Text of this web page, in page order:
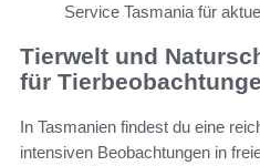
Service Tasmania für
Tierwelt und
für
In Tasmanien findest du eine
intensiven Beobachtungen in